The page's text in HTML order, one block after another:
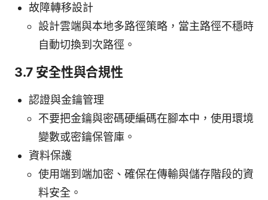
故障轉移設計
設計雲端與本地多路徑策略，當主路徑不穩時
自動切換到次路徑。
3.7 安全性與合規性
認證與金鑰管理
不要把金鑰與密碼硬編碼在腳本中，使用環境
變數或密鑰保管庫。
資料保護
使用端到端加密、確保在傳輸與儲存階段的資
料安全。